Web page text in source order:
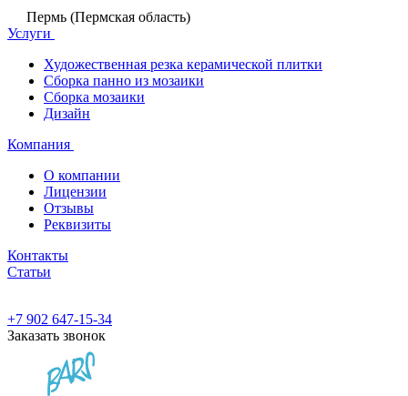
Пермь (Пермская область)
Услуги
Художественная резка керамической плитки
Сборка панно из мозаики
Сборка мозаики
Дизайн
Компания
О компании
Лицензии
Отзывы
Реквизиты
Контакты
Статьи
+7 902 647-15-34
Заказать звонок